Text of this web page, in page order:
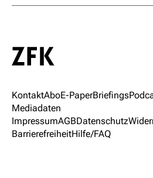
KontaktAboE-PaperBriefings
Mediadaten
ImpressumAGBDatenschutz
BarrierefreiheitHilfe/FAQ